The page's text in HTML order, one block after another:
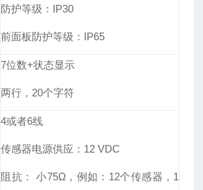
防护等级 ： IP30
前面板防护等级 ： IP65
7位数+状态显示
两行，20个字符
4或者6线
传感器电源供应 ： 12 VDC
阻抗： 小75Ω，例如： 12个传感器 ， 1